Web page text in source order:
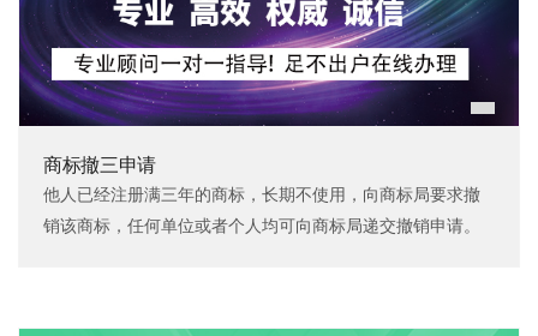
商标撤三申请
他人已经注册满三年的商标，长期不使用，向商标局要求撤
销该商标，任何单位或者个人均可向商标局递交撤销申请。